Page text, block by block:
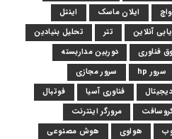
ایلان ماسک
اینتل
آنلاین تتر
تحلیل بنیادین
فناوری
دوربین مداربسته
سرور hp
سرور مجازی
فناوری آسیا
فوتبال
مرورگر اینترنت
هواوی
هوش مصنوعی